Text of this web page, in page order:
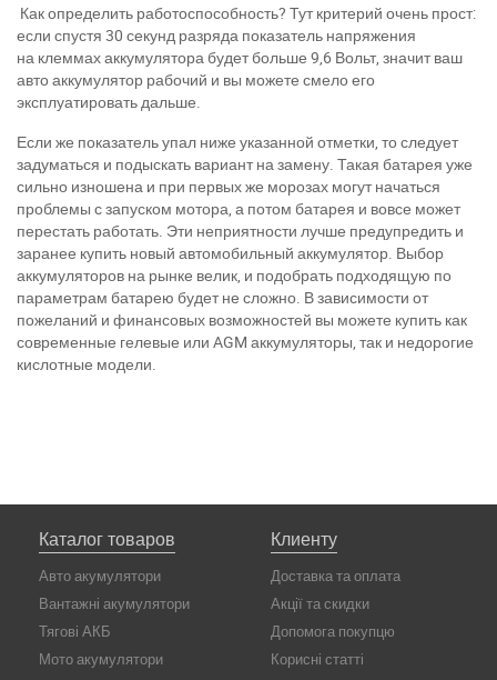
Как определить работоспособность? Тут критерий очень прост:
если спустя 30 секунд разряда показатель напряжения
на клеммах аккумулятора будет больше 9,6 Вольт, значит ваш
авто аккумулятор рабочий и вы можете смело его
эксплуатировать дальше.
Если же показатель упал ниже указанной отметки, то следует
задуматься и подыскать вариант на замену. Такая батарея уже
сильно изношена и при первых же морозах могут начаться
проблемы с запуском мотора, а потом батарея и вовсе может
перестать работать. Эти неприятности лучше предупредить и
заранее купить новый автомобильный аккумулятор. Выбор
аккумуляторов на рынке велик, и подобрать подходящую по
параметрам батарею будет не сложно. В зависимости от
пожеланий и финансовых возможностей вы можете купить как
современные гелевые или AGM аккумуляторы, так и недорогие
кислотные модели.
Каталог товаров
Авто акумулятори
Вантажні акумулятори
Тягові АКБ
Мото акумулятори
Клиенту
Доставка та оплата
Акції та скидки
Допомога покупцю
Корисні статті